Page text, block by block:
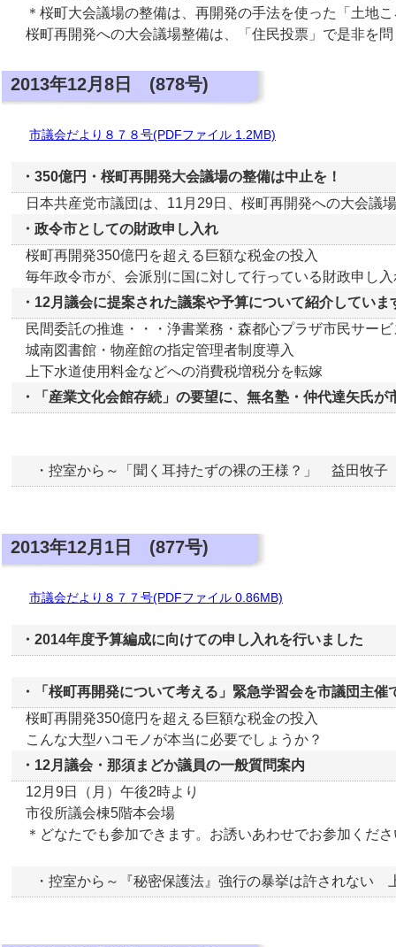
＊桜町大会議場の整備は、再開発の手法を使った「土地
桜町再開発への大会議場整備は、「住民投票」で是非を問
2013年12月8日 (878号)
市議会だより８７８号(PDFファイル 1.2MB)
・350億円・桜町再開発大会議場の整備は中止を！
日本共産党市議団は、11月29日、桜町再開発への大会議
・政令市としての財政申し入れ
桜町再開発350億円を超える巨額な税金の投入
毎年政令市が、会派別に国に対して行っている財政申し
・12月議会に提案された議案や予算について紹介していま
民間委託の推進・・・浄書業務・森都心プラザ市民サー
城南図書館・物産館の指定管理者制度導入
上下水道使用料金などへの消費税増税分を転嫁
・「産業文化会館存続」の要望に、無名塾・仲代達矢氏が
・控室から～「聞く耳持たずの裸の王様？」 益田牧子
2013年12月1日 (877号)
市議会だより８７７号(PDFファイル 0.86MB)
・2014年度予算編成に向けての申し入れを行いました
・「桜町再開発について考える」緊急学習会を市議団主催
桜町再開発350億円を超える巨額な税金の投入
こんな大型ハコモノが本当に必要でしょうか？
・12月議会・那須まどか議員の一般質問案内
12月9日（月）午後2時より
市役所議会棟5階本会場
＊どなたでも参加できます。お誘いあわせでお参加くださ
・控室から～『秘密保護法』強行の暴挙は許されない